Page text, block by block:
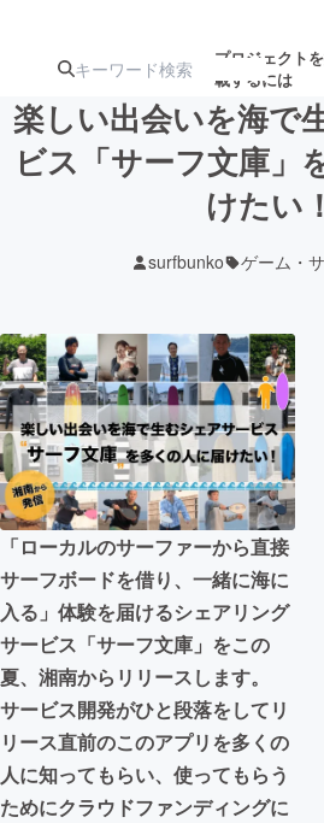
プロジェクト
載するには
注目の新着プロ
ジェクト
募
テクノロジー・ガジェット
映像・映画
ビジネス・起業
まちづくり・地域活性化
CAMPFIRE for Social Good
CAMPFIREふるさと納税
楽しい出会いを海で
ビス「サーフ文庫」
けたい！
surfbunko ゲーム・
「ローカルのサーファーから直接
サーフボードを借り、一緒に海に
入る」体験を届けるシェアリング
サービス「サーフ文庫」をこの
夏、湘南からリリースします。
サービス開発がひと段落をしてリ
リース直前のこのアプリを多くの
人に知ってもらい、使ってもらう
ためにクラウドファンディングに